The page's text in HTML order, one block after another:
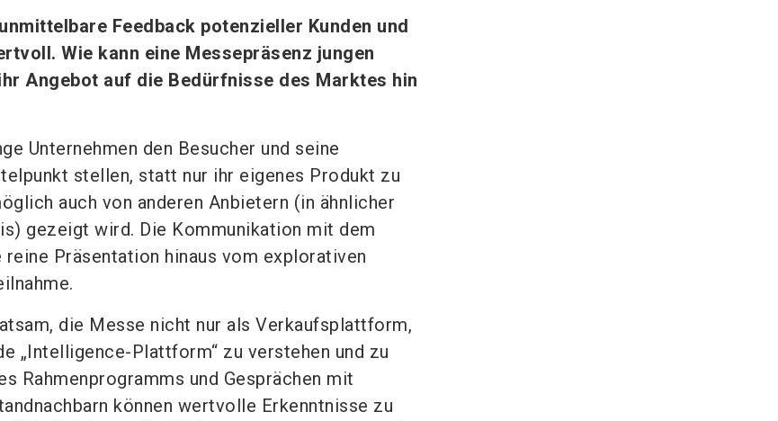
Feedback potenzieller Kunden und
Wie kann eine Messepräsenz jungen
Angebot auf die Bedürfnisse des Marktes hin
Unternehmen den Besucher und seine
stellen, statt nur ihr eigenes Produkt zu
auch von anderen Anbietern (in ähnlicher
gezeigt wird. Die Kommunikation mit dem
Präsentation hinaus vom explorativen
die Messe nicht nur als Verkaufsplattform,
„Intelligence-Plattform“ zu verstehen und zu
Rahmenprogramms und Gesprächen mit
können wertvolle Erkenntnisse zu